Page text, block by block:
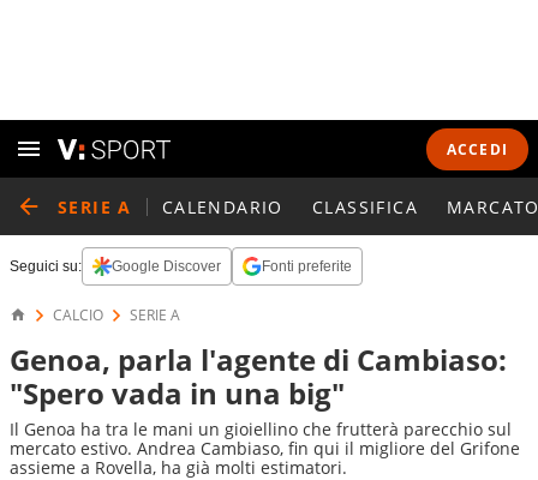
ACCEDI
SERIE A CALENDARIO CLASSIFICA
Seguici su: Google Discover Fonti preferite
CALCIO SERIE A
Genoa, parla l'agente di Cambiaso:
"Spero vada in una big"
Il Genoa ha tra le mani un gioiellino che frutterà parecchio sul
mercato estivo. Andrea Cambiaso, fin qui il migliore del Grifone
assieme a Rovella, ha già molti estimatori.